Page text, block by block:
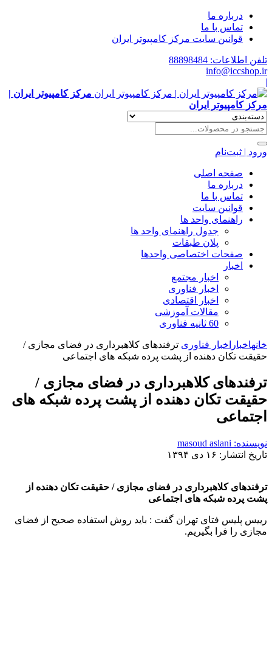
درباره ما
تماس با ما
قوانین سایت مرکز کامپیوتر ایران
تلفن اطلاعات: 88898484
info@iccshop.ir
|
مرکز کامپیوتر ایران |
مرکز کامپیوتر ایران
ورود | ثبت‌نام
صفحه اصلی
درباره ما
تماس با ما
قوانین سایت
راهنمای واحد ها
جدول راهنمای واحد ها
پلان طبقات
صفحات اختصاصی واحدها
اخبار
اخبار مجتمع
اخبار فناوری
اخبار اقتصادی
مقالات آموزشی
60 ثانیه فناوری
خانهاخبار اخبار فناوری ترفندهای کلاهبرداری در فضای مجازی /
حقیقت تکان دهنده از پشت پرده شبکه های اجتماعی
ترفندهای کلاهبرداری در فضای مجازی /
حقیقت تکان دهنده از پشت پرده شبکه های
اجتماعی
نویسنده: masoud aslani
تاریخ انتشار: ۱۶ دی ۱۳۹۴
ترفندهای کلاهبرداری در فضای مجازی / حقیقت تکان دهنده از
پشت پرده شبکه های اجتماعی
رییس پلیس فتای تهران گفت : باید روش استفاده صحیح از فضای
مجازی را فرا بگیریم.